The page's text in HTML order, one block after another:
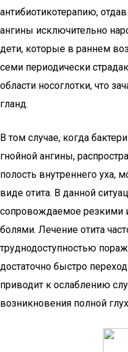
антибиотикотерапию,
ангины исключительно
дети, которые в раннем
семи периодически
области носоглотки, что
гланд.
В том случае, когда
гнойной ангины,
полость внутреннего уха,
виде отита. В данной
сопровождаемое
болями. Лечение отита
труднодоступностью
достаточно быстро
приводит к ослаблению
возникновения полной